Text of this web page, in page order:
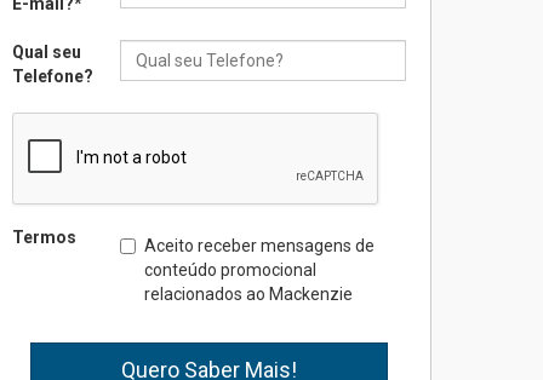
Seminário discute desafios
das novas tecnologias em
04.08.2026
Mackenzie recepciona os
calouros do segundo
semestre de 2026
04.08.2026
Qual seu
Telefone?
Termos
Aceito receber mensagens de
conteúdo promocional
relacionados ao Mackenzie